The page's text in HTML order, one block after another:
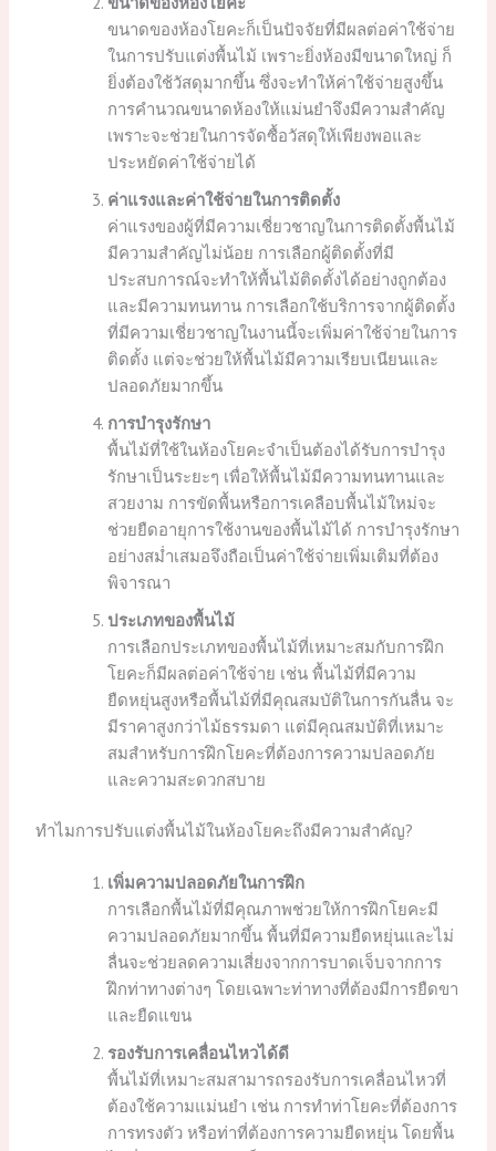
ขนาดของห้องโยคะก็เป็นปัจจัยที่มีผลต่อค่าใช้จ่าย
ในการปรับแต่งพื้นไม้ เพราะยิ่งห้องมีขนาดใหญ่ ก็
ยิ่งต้องใช้วัสดุมากขึ้น ซึ่งจะทำให้ค่าใช้จ่ายสูงขึ้น
การคำนวณขนาดห้องให้แม่นยำจึงมีความสำคัญ
เพราะจะช่วยในการจัดซื้อวัสดุให้เพียงพอและ
ประหยัดค่าใช้จ่ายได้
ค่าแรงและค่าใช้จ่ายในการติดตั้ง
ค่าแรงของผู้ที่มีความเชี่ยวชาญในการติดตั้งพื้นไม้
มีความสำคัญไม่น้อย การเลือกผู้ติดตั้งที่มี
ประสบการณ์จะทำให้พื้นไม้ติดตั้งได้อย่างถูกต้อง
และมีความทนทาน การเลือกใช้บริการจากผู้ติดตั้ง
ที่มีความเชี่ยวชาญในงานนี้จะเพิ่มค่าใช้จ่ายในการ
ติดตั้ง แต่จะช่วยให้พื้นไม้มีความเรียบเนียนและ
ปลอดภัยมากขึ้น
การบำรุงรักษา
พื้นไม้ที่ใช้ในห้องโยคะจำเป็นต้องได้รับการบำรุง
รักษาเป็นระยะๆ เพื่อให้พื้นไม้มีความทนทานและ
สวยงาม การขัดพื้นหรือการเคลือบพื้นไม้ใหม่จะ
ช่วยยืดอายุการใช้งานของพื้นไม้ได้ การบำรุงรักษา
อย่างสม่ำเสมอจึงถือเป็นค่าใช้จ่ายเพิ่มเติมที่ต้อง
พิจารณา
ประเภทของพื้นไม้
การเลือกประเภทของพื้นไม้ที่เหมาะสมกับการฝึก
โยคะก็มีผลต่อค่าใช้จ่าย เช่น พื้นไม้ที่มีความ
ยืดหยุ่นสูงหรือพื้นไม้ที่มีคุณสมบัติในการกันลื่น จะ
มีราคาสูงกว่าไม้ธรรมดา แต่มีคุณสมบัติที่เหมาะ
สมสำหรับการฝึกโยคะที่ต้องการความปลอดภัย
และความสะดวกสบาย
ทำไมการปรับแต่งพื้นไม้ในห้องโยคะถึงมีความสำคัญ?
เพิ่มความปลอดภัยในการฝึก
การเลือกพื้นไม้ที่มีคุณภาพช่วยให้การฝึกโยคะมี
ความปลอดภัยมากขึ้น พื้นที่มีความยืดหยุ่นและไม่
ลื่นจะช่วยลดความเสี่ยงจากการบาดเจ็บจากการ
ฝึกท่าทางต่างๆ โดยเฉพาะท่าทางที่ต้องมีการยืดขา
และยืดแขน
รองรับการเคลื่อนไหวได้ดี
พื้นไม้ที่เหมาะสมสามารถรองรับการเคลื่อนไหวที่
ต้องใช้ความแม่นยำ เช่น การทำท่าโยคะที่ต้องการ
การทรงตัว หรือท่าที่ต้องการความยืดหยุ่น โดยพื้น